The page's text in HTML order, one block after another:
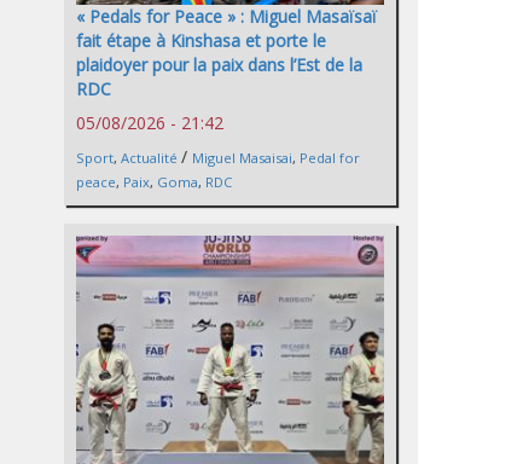
« Pedals for Peace » : Miguel Masaïsaï
fait étape à Kinshasa et porte le
plaidoyer pour la paix dans l’Est de la
RDC
05/08/2026 - 21:42
Sport, Actualité / Miguel Masaisai, Pedal for
peace, Paix, Goma, RDC